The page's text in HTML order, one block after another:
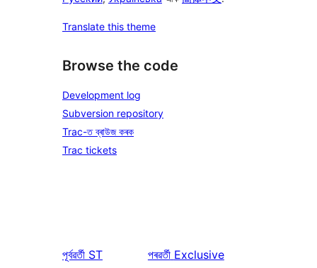
Translate this theme
Browse the code
Development log
Subversion repository
Trac-ত ব্ৰাউজ কৰক
Trac tickets
পূৰ্বৱৰ্তী ST
পৰৱৰ্তী Exclusive